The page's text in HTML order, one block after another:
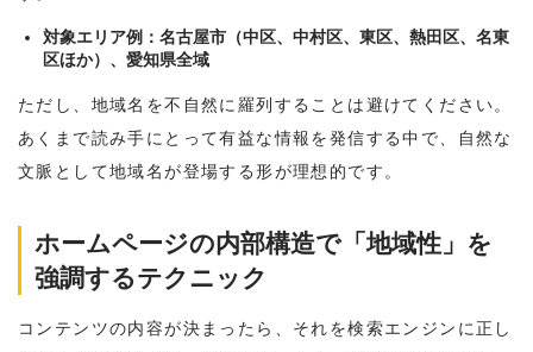
対象エリア例：名古屋市（中区、中村区、東区、熱田区、名東
区ほか）、愛知県全域
ただし、地域名を不自然に羅列することは避けてください。
あくまで読み手にとって有益な情報を発信する中で、自然な
文脈として地域名が登場する形が理想的です。
ホームページの内部構造で「地域性」を
強調するテクニック
コンテンツの内容が決まったら、それを検索エンジンに正し